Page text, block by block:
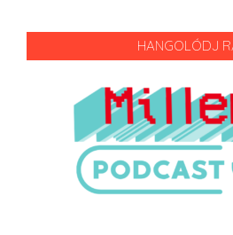
HANGOLÓDJ